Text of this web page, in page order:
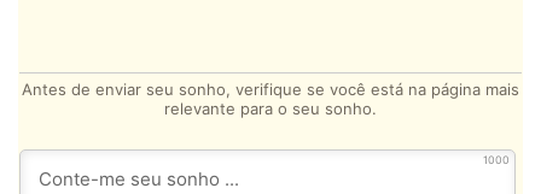
Antes de enviar seu sonho, verifique se você está na página mais
relevante para o seu sonho.
1000